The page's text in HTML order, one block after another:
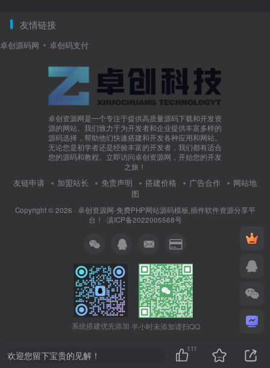
友情链接
卓创源码网 卓创码支付
卓创资源网是一个专注于提供高质量源码下载和开发资
源的网站。我们致力于为开发者和企业提供丰富多样的
源码选择，帮助他们快速搭建和开发各种应用和网站。
无论您是初学者还是经验丰富的开发者，我们都有适合
您的源码和教程。立即访问卓创资源网，开始您的开发
之旅！
友链申请 加盟站长 免责声明 搭建价格 广告合作
网站地
图
Copyright © 2026 · 卓创资源网-免费PHP网站源码模板,插件软件资源分享平
台！ ·滇ICP备2022005568号
系统搭建优先添加 半小时未添加请扫QQ
欢迎您留下宝贵的见解！
111